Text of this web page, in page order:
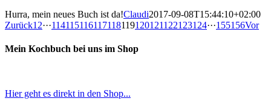
Hurra, mein neues Buch ist da!Claudi2017-09-08T15:44:10+02:00
Zurück1 2···114115116117118119120121122123124···155156Vor
Mein Kochbuch bei uns im Shop
Hier geht es direkt in den Shop...